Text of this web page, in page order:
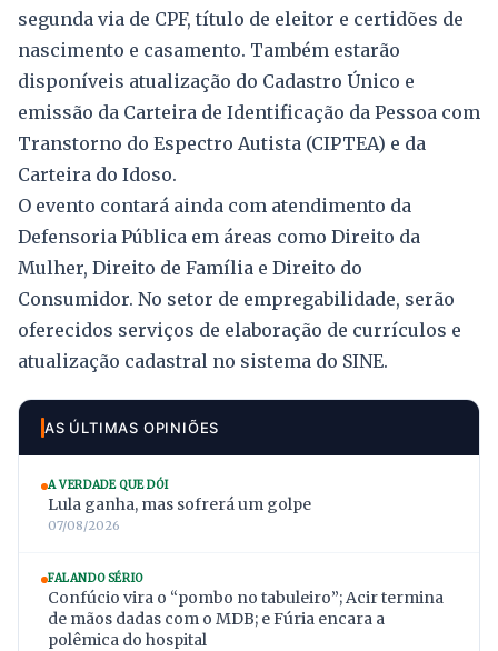
segunda via de CPF, título de eleitor e certidões de
nascimento e casamento. Também estarão
disponíveis atualização do Cadastro Único e
emissão da Carteira de Identificação da Pessoa com
Transtorno do Espectro Autista (CIPTEA) e da
Carteira do Idoso.
O evento contará ainda com atendimento da
Defensoria Pública em áreas como Direito da
Mulher, Direito de Família e Direito do
Consumidor. No setor de empregabilidade, serão
oferecidos serviços de elaboração de currículos e
atualização cadastral no sistema do SINE.
AS ÚLTIMAS OPINIÕES
A VERDADE QUE DÓI
Lula ganha, mas sofrerá um golpe
07/08/2026
FALANDO SÉRIO
Confúcio vira o “pombo no tabuleiro”; Acir termina
de mãos dadas com o MDB; e Fúria encara a
polêmica do hospital